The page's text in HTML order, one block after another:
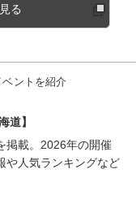
る
ントを紹介
道】
掲載。2026年の開催
や人気ランキングなど